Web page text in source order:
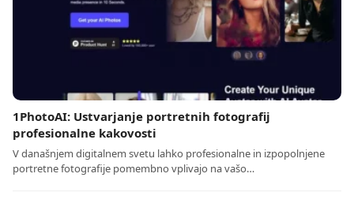
1PhotoAI: Ustvarjanje portretnih fotografij
profesionalne kakovosti
V današnjem digitalnem svetu lahko profesionalne in izpopolnjene
portretne fotografije pomembno vplivajo na vašo…